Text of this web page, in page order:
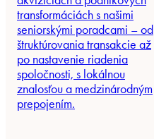
transformáciách s našimi
seniorskými poradcami – od
štruktúrovania transakcie až
po nastavenie riadenia
spoločnosti, s lokálnou
znalosťou a medzinárodným
prepojením.